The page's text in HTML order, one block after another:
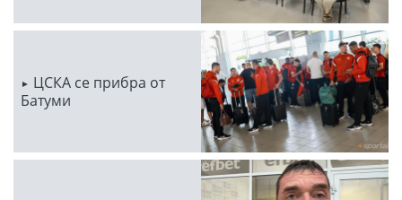
ЦСКА се прибра от
Батуми